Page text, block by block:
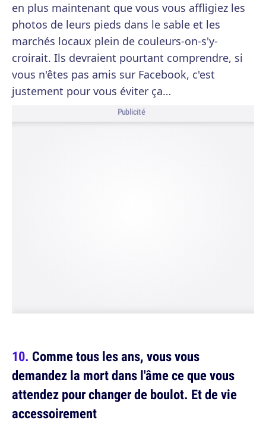
en plus maintenant que vous vous affligiez les
photos de leurs pieds dans le sable et les
marchés locaux plein de couleurs-on-s'y-
croirait. Ils devraient pourtant comprendre, si
vous n'êtes pas amis sur Facebook, c'est
justement pour vous éviter ça…
Publicité
Comme tous les ans, vous vous
demandez la mort dans l'âme ce que vous
attendez pour changer de boulot. Et de vie
accessoirement